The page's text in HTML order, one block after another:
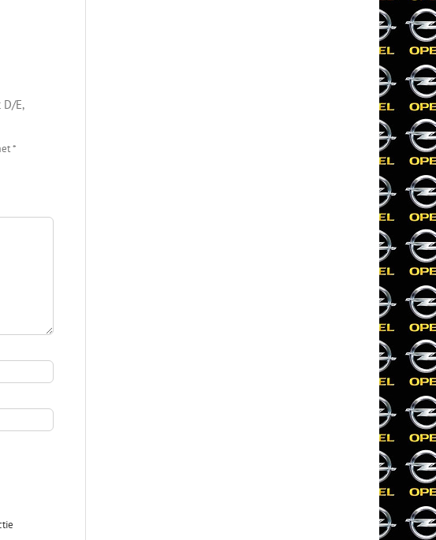
D/E,
*